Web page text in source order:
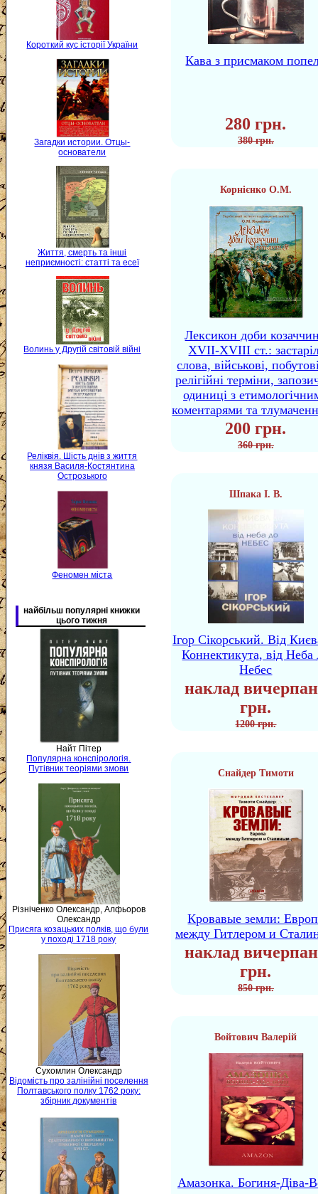
Короткий кус історії України
Загадки истории. Отцы-
основатели
Життя, смерть та інші
неприємності: статті та есеї
Волинь у Другій світовій війні
Реліквія. Шість днів з життя
князя Василя-Костянтина
Острозького
Феномен міста
найбільш популярні книжки
цього тижня
Найт Пітер
Популярна конспірологія.
Путівник теоріями змови
Різніченко Олександр, Алфьоров
Олександр
Присяга козацьких полків, що були
у поході 1718 року
Сухомлин Олександр
Відомість про залінійні поселення
Полтавського полку 1762 року:
збірник документів
Кава з присмаком
280 грн.
380 грн.
Корнієнко О.М.
Лексикон доби
XVII-XVIII ст.:
слова, військові,
релігійні терміни,
одиниці з
коментарями та
200 грн.
360 грн.
Шпака І. В.
Ігор Сікорський. Від
Коннектикута, від Неба
Небес
наклад
грн.
1200 грн.
Снайдер Тимоти
Кровавые земли:
между Гитлером и
наклад
грн.
850 грн.
Войтович Валерій
Амазонка. Богиня-Діва-